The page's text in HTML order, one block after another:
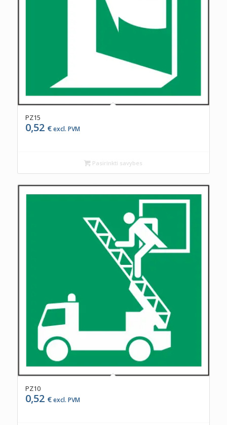
PZ15
0,52 €excl. PVM
Pasirinkti savybes
PZ10
0,52 €excl. PVM